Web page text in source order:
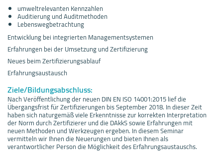
umweltrelevanten Kennzahlen
Auditierung und Auditmethoden
Lebenswegbetrachtung
Entwicklung bei integrierten Managementsystemen
Erfahrungen bei der Umsetzung und Zertifizierung
Neues beim Zertifizierungsablauf
Erfahrungsaustausch
Ziele/Bildungsabschluss:
Nach Veröffentlichung der neuen DIN EN ISO 14001:2015 lief die
Übergangsfrist für Zertifizierungen bis September 2018. In dieser Zeit
haben sich naturgemäß viele Erkenntnisse zur korrekten Interpretation
der Norm durch Zertifizierer und die DAkkS sowie Erfahrungen mit
neuen Methoden und Werkzeugen ergeben. In diesem Seminar
vermitteln wir Ihnen die Neuerungen und bieten Ihnen als
verantwortlicher Person die Möglichkeit des Erfahrungsaustauschs.